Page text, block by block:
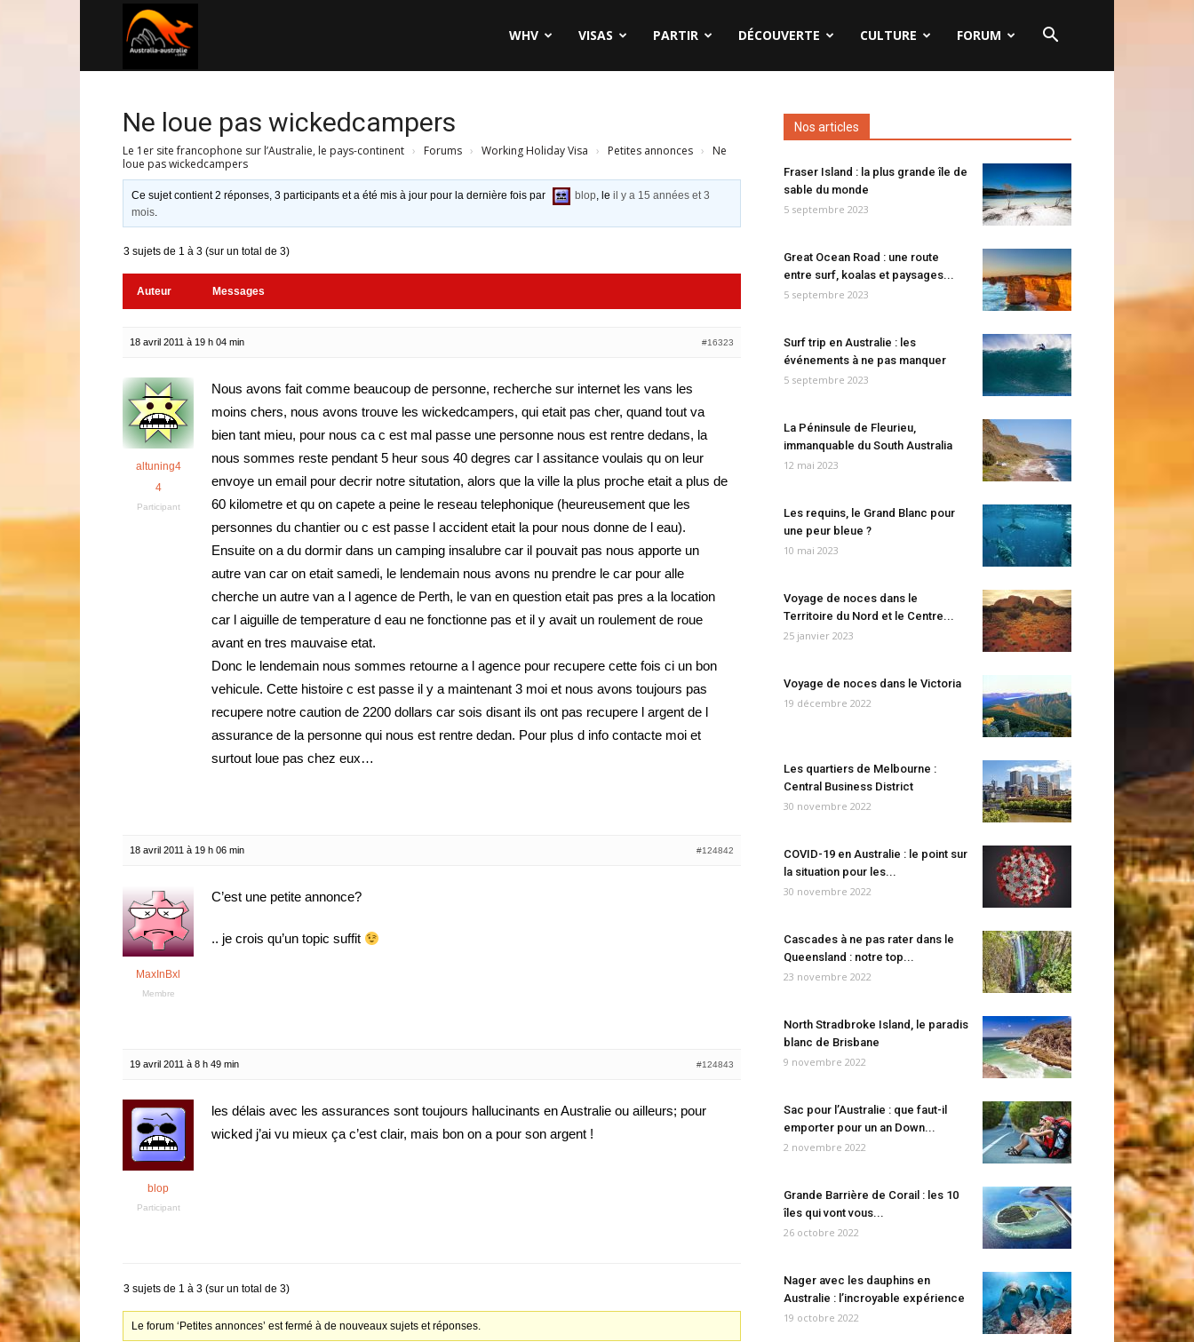
WHV VISAS PARTIR DÉCOUVERTE CULTURE FORUM
Ne loue pas wickedcampers
Le 1er site francophone sur l’Australie, le pays-continent › Forums › Working Holiday Visa › Petites annonces ›
Ne
loue pas wickedcampers
Ce sujet contient 2 réponses, 3 participants et a été mis à jour pour la dernière fois par blop, leil y a 15 années et 3
mois.
3 sujets de 1 à 3 (sur un total de 3)
Auteur Messages
18 avril 2011 à 19 h 04 min #16323
altuning4
4
Participant
Nous avons fait comme beaucoup de personne, recherche sur internet les vans les
moins chers, nous avons trouve les wickedcampers, qui etait pas cher, quand tout va
bien tant mieu, pour nous ca c est mal passe une personne nous est rentre dedans, la
nous sommes reste pendant 5 heur sous 40 degres car l assitance voulais qu on leur
envoye un email pour decrir notre situtation, alors que la ville la plus proche etait a plus de
60 kilometre et qu on capete a peine le reseau telephonique (heureusement que les
personnes du chantier ou c est passe l accident etait la pour nous donne de l eau).
Ensuite on a du dormir dans un camping insalubre car il pouvait pas nous apporte un
autre van car on etait samedi, le lendemain nous avons nu prendre le car pour alle
cherche un autre van a l agence de Perth, le van en question etait pas pres a la location
car l aiguille de temperature d eau ne fonctionne pas et il y avait un roulement de roue
avant en tres mauvaise etat.
Donc le lendemain nous sommes retourne a l agence pour recupere cette fois ci un bon
vehicule. Cette histoire c est passe il y a maintenant 3 moi et nous avons toujours pas
recupere notre caution de 2200 dollars car sois disant ils ont pas recupere l argent de l
assurance de la personne qui nous est rentre dedan. Pour plus d info contacte moi et
surtout loue pas chez eux…
18 avril 2011 à 19 h 06 min #124842
MaxInBxl
Membre
C’est une petite annonce?
.. je crois qu’un topic suffit
19 avril 2011 à 8 h 49 min #124843
blop
Participant
les délais avec les assurances sont toujours hallucinants en Australie ou ailleurs; pour
wicked j’ai vu mieux ça c’est clair, mais bon on a pour son argent !
3 sujets de 1 à 3 (sur un total de 3)
Le forum ‘Petites annonces’ est fermé à de nouveaux sujets et réponses.
Nos articles
Fraser Island : la plus grande île de
sable du monde
5 septembre 2023
Great Ocean Road : une route
entre surf, koalas et paysages...
5 septembre 2023
Surf trip en Australie : les
événements à ne pas manquer
5 septembre 2023
La Péninsule de Fleurieu,
immanquable du South Australia
12 mai 2023
Les requins, le Grand Blanc pour
une peur bleue ?
10 mai 2023
Voyage de noces dans le
Territoire du Nord et le Centre...
25 janvier 2023
Voyage de noces dans le Victoria
19 décembre 2022
Les quartiers de Melbourne :
Central Business District
30 novembre 2022
COVID-19 en Australie : le point sur
la situation pour les...
30 novembre 2022
Cascades à ne pas rater dans le
Queensland : notre top...
23 novembre 2022
North Stradbroke Island, le paradis
blanc de Brisbane
9 novembre 2022
Sac pour l’Australie : que faut-il
emporter pour un an Down...
2 novembre 2022
Grande Barrière de Corail : les 10
îles qui vont vous...
26 octobre 2022
Nager avec les dauphins en
Australie : l’incroyable expérience
19 octobre 2022